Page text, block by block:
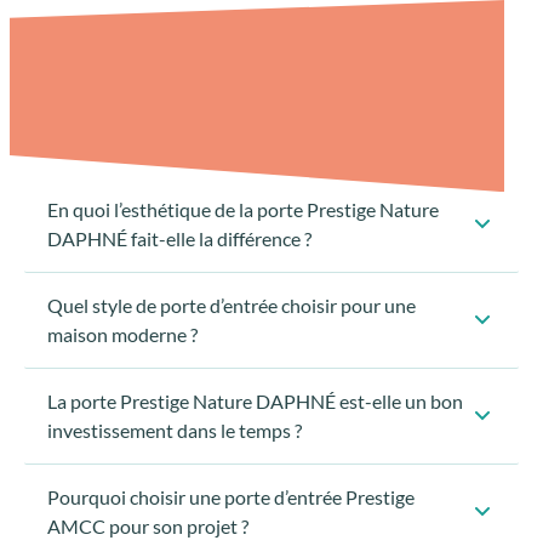
En quoi l’esthétique de la porte Prestige Nature
DAPHNÉ fait-elle la différence ?
Quel style de porte d’entrée choisir pour une
maison moderne ?
La porte Prestige Nature DAPHNÉ est-elle un bon
investissement dans le temps ?
Pourquoi choisir une porte d’entrée Prestige
AMCC pour son projet ?